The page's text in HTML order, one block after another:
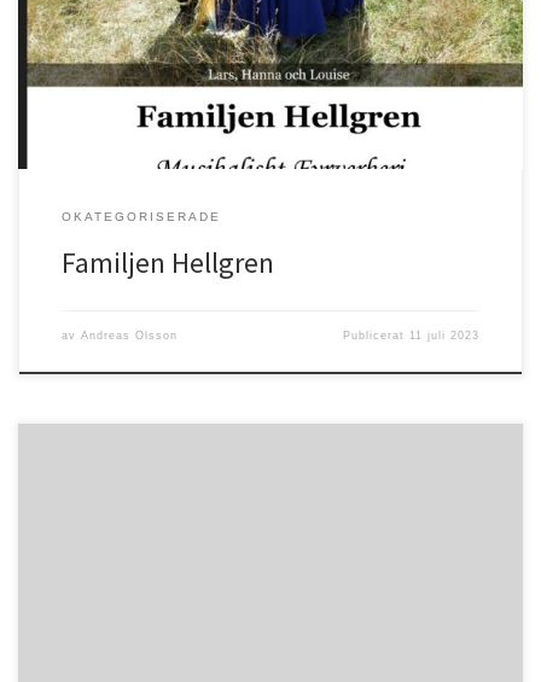
Bostället 30/7
OKATEGORISERADE
Familjen Hellgren
av Andreas Olsson Publicerat 11 juli 2023